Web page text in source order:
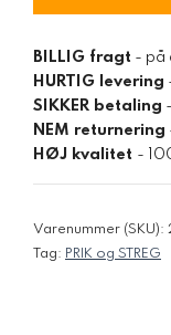
BILLIG fragt - på
HURTIG levering
SIKKER betaling
NEM returnering
HØJ kvalitet -
Varenummer (SKU):
Tag: PRIK og STREG